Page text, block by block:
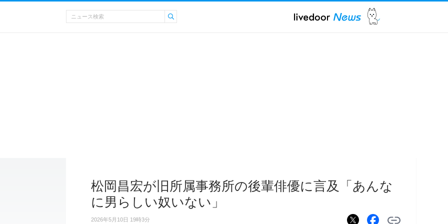
松岡昌宏が旧所属事務所の後輩俳優に言及「あんな
に男らしい奴いない」
2026年5月10日 19時3分